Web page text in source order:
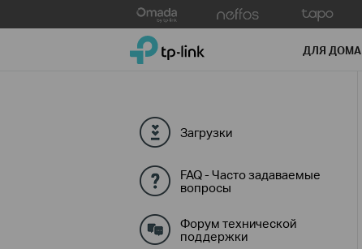
to
TP-Link, Reliably Smart ДЛЯ ДОМА
Загрузки
FAQ - Часто задаваемые
вопросы
Форум технической
поддержки